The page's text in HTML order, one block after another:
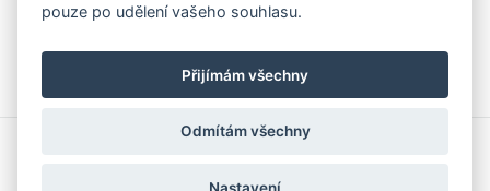
pouze po udělení vašeho souhlasu.
Přijímám všechny
Odmítám všechny